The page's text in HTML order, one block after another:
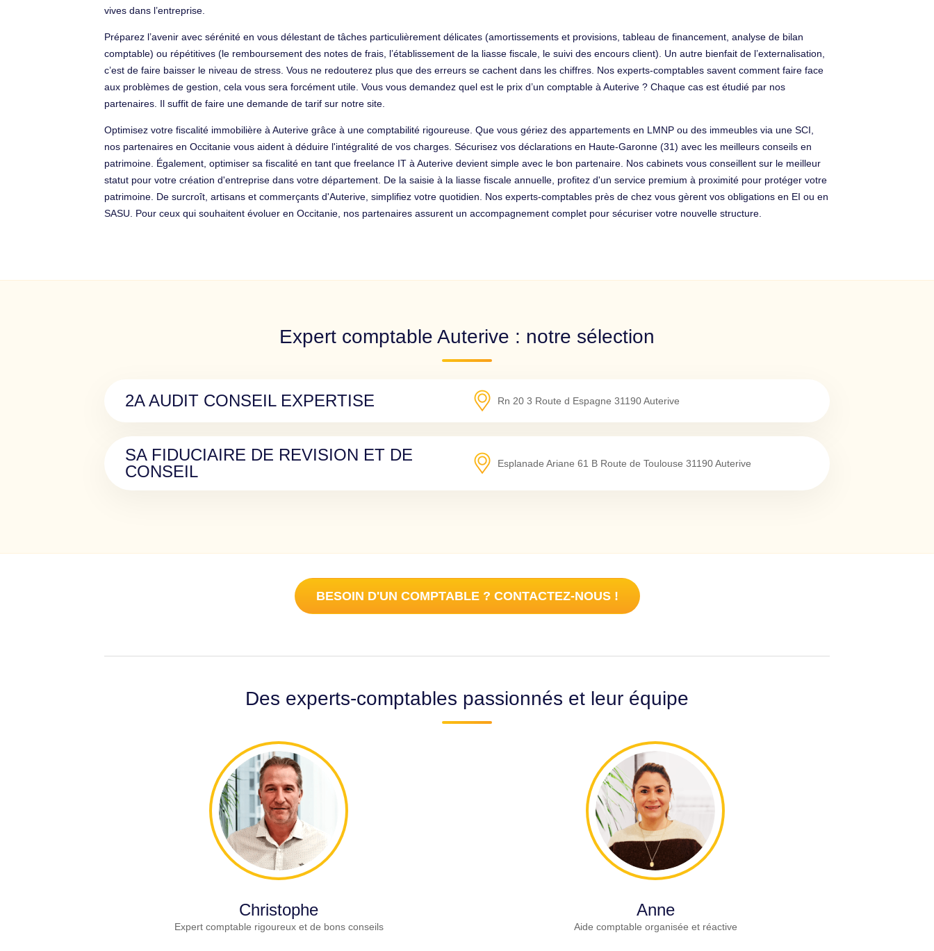
vives dans l’entreprise.
Préparez l’avenir avec sérénité en vous délestant de tâches particulièrement délicates (amortissements et provisions, tableau de financement, analyse de bilan
comptable) ou répétitives (le remboursement des notes de frais, l’établissement de la liasse fiscale, le suivi des encours client). Un autre bienfait de l’externalisation,
c’est de faire baisser le niveau de stress. Vous ne redouterez plus que des erreurs se cachent dans les chiffres. Nos experts-comptables savent comment faire face
aux problèmes de gestion, cela vous sera forcément utile. Vous vous demandez quel est le prix d’un comptable à Auterive ? Chaque cas est étudié par nos
partenaires. Il suffit de faire une demande de tarif sur notre site.
Optimisez votre fiscalité immobilière à Auterive grâce à une comptabilité rigoureuse. Que vous gériez des appartements en LMNP ou des immeubles via une SCI,
nos partenaires en Occitanie vous aident à déduire l'intégralité de vos charges. Sécurisez vos déclarations en Haute-Garonne (31) avec les meilleurs conseils en
patrimoine. Également, optimiser sa fiscalité en tant que freelance IT à Auterive devient simple avec le bon partenaire. Nos cabinets vous conseillent sur le meilleur
statut pour votre création d'entreprise dans votre département. De la saisie à la liasse fiscale annuelle, profitez d'un service premium à proximité pour protéger votre
patrimoine. De surcroît, artisans et commerçants d'Auterive, simplifiez votre quotidien. Nos experts-comptables près de chez vous gèrent vos obligations en EI ou en
SASU. Pour ceux qui souhaitent évoluer en Occitanie, nos partenaires assurent un accompagnement complet pour sécuriser votre nouvelle structure.
Expert comptable Auterive : notre sélection
2A AUDIT CONSEIL EXPERTISE Rn 20 3 Route d Espagne 31190Auterive
SA FIDUCIAIRE DE REVISION ET DE
CONSEIL
Esplanade Ariane 61 B Route de Toulouse 31190Auterive
BESOIN D'UN COMPTABLE ? CONTACTEZ-NOUS !
Des experts-comptables passionnés et leur équipe
Christophe
Expert comptable rigoureux et de bons conseils
Anne
Aide comptable organisée et réactive